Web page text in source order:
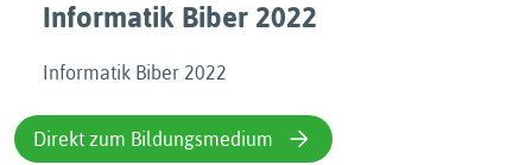
Informatik Biber 2022
Informatik Biber 2022
Direkt zum Bildungsmedium